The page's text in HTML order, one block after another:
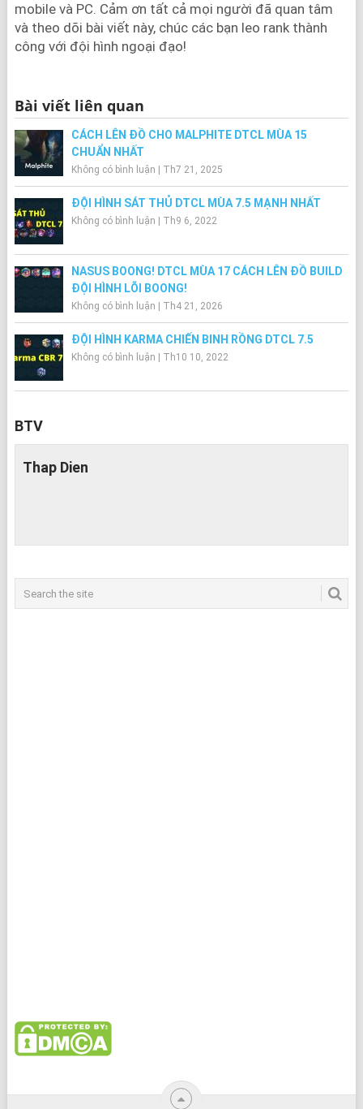
mobile và PC. Cảm ơn tất cả mọi người đã quan tâm
và theo dõi bài viết này, chúc các bạn leo rank thành
công với đội hình ngoại đạo!
Bài viết liên quan
CÁCH LÊN ĐỒ CHO MALPHITE DTCL MÙA 15
CHUẨN NHẤT
Không có bình luận Th7 21, 2025
ĐỘI HÌNH SÁT THỦ DTCL MÙA 7.5 MẠNH NHẤT
Không có bình luận Th9 6, 2022
NASUS BOONG! DTCL MÙA 17 CÁCH LÊN ĐỒ BUILD
ĐỘI HÌNH LÕI BOONG!
Không có bình luận Th4 21, 2026
ĐỘI HÌNH KARMA CHIẾN BINH RỒNG DTCL 7.5
Không có bình luận Th10 10, 2022
BTV
Thap Dien